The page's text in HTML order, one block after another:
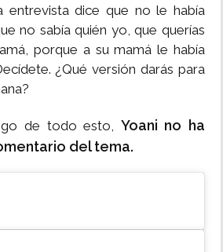
entrevista dice que no le había
no sabía quién yo, que querías
porque a su mamá le había
¿Qué versión darás para
de todo esto, Yoani no ha
del tema.